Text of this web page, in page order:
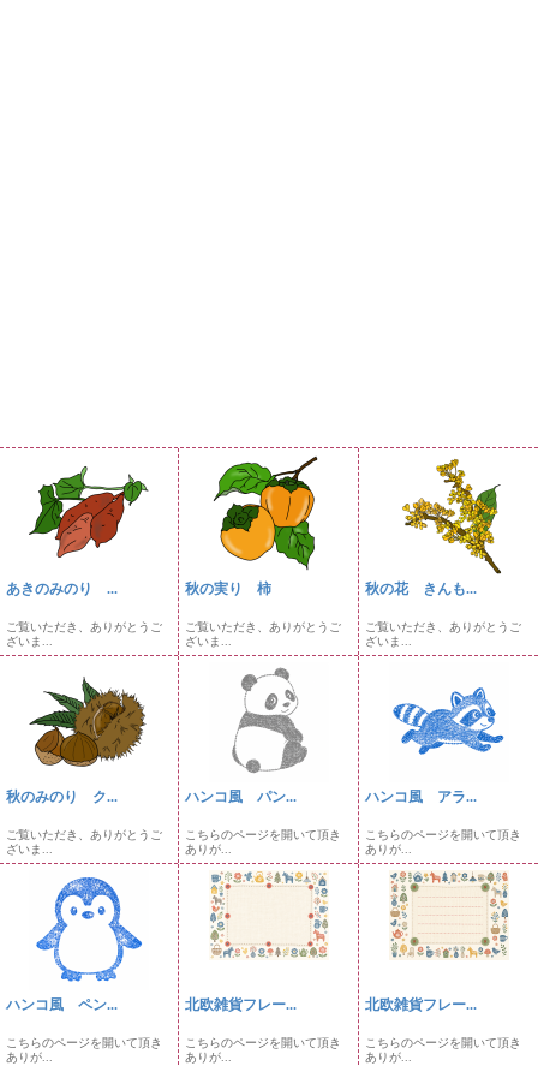
あきのみのり ...
ご覧いただき、ありがとうご
ざいま...
秋の実り 柿
ご覧いただき、ありがとうご
ざいま...
秋の花 きんも...
ご覧いただき、ありがとうご
ざいま...
秋のみのり ク...
ご覧いただき、ありがとうご
ざいま...
ハンコ風 パン...
こちらのページを開いて頂き
ありが...
ハンコ風 アラ...
こちらのページを開いて頂き
ありが...
ハンコ風 ペン...
こちらのページを開いて頂き
ありが...
北欧雑貨フレー...
こちらのページを開いて頂き
ありが...
北欧雑貨フレー...
こちらのページを開いて頂き
ありが...